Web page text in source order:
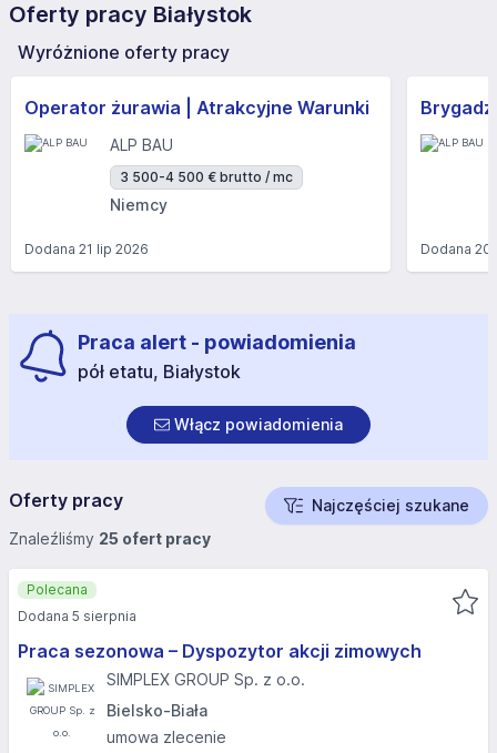
Oferty pracy Białystok
Wyróżnione oferty pracy
Operator żurawia | Atrakcyjne Warunki
ALP BAU
3 500-4 500 € brutto / mc
Niemcy
Dodana 21 lip 2026 Dodana20
Praca alert - powiadomienia
pół etatu, Białystok
Włącz powiadomienia
Oferty pracy
Najczęściej szukane
Znaleźliśmy 25 ofert pracy
Praca sezonowa – Dyspozytor akcji zimowych
SIMPLEX GROUP Sp. z o.o.
Bielsko-Biała
umowa zlecenie
Polecana
Dodana 5 sierpnia